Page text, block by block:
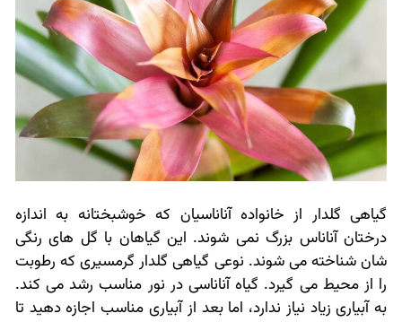
گیاهی گلدار از خانواده آناناسیان که خوشبختانه به اندازه
درختان آناناس بزرگ نمی شوند. این گیاهان با گل های رنگی
شان شناخته می شوند. نوعی گیاهی گلدار گرمسیری که رطوبت
را از محیط می گیرد. گیاه آناناسی در نور مناسب رشد می کند.
به آبیاری زیاد نیاز ندارد، اما بعد از آبیاری مناسب اجازه دهید تا